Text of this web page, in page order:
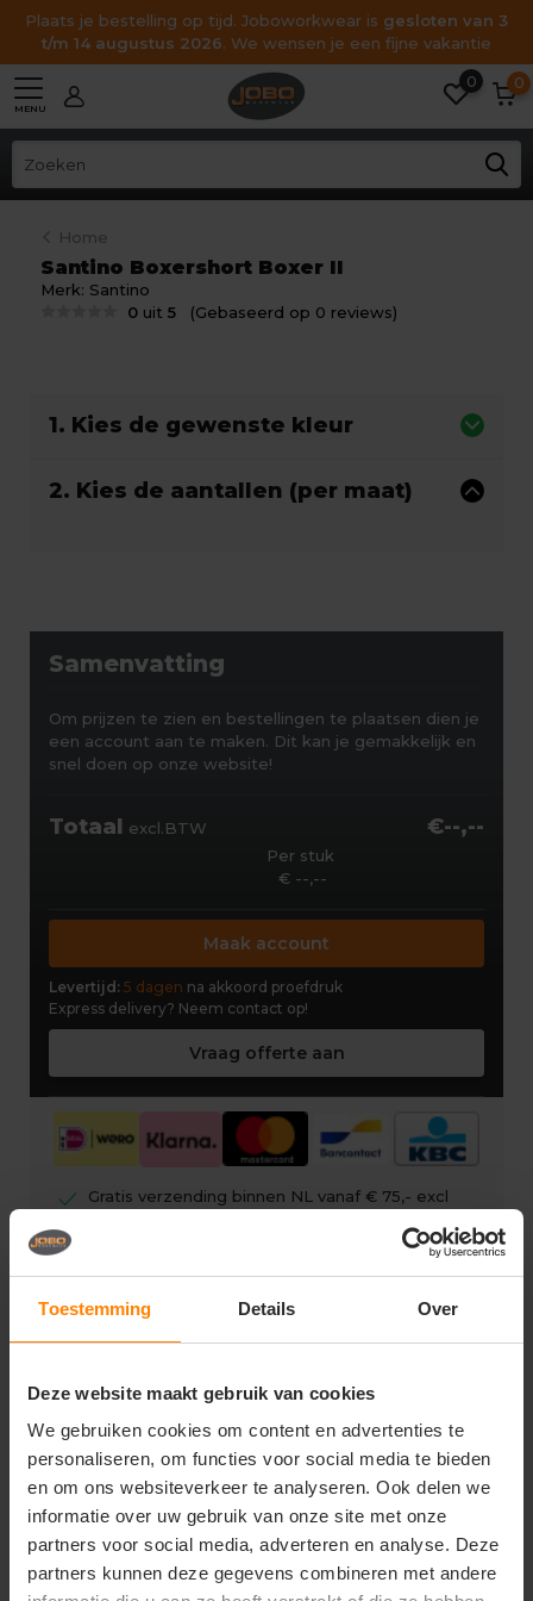
Toestemming Details Over
Deze website maakt gebruik van cookies
We gebruiken cookies om content en advertenties te
personaliseren, om functies voor social media te bieden
en om ons websiteverkeer te analyseren. Ook delen we
informatie over uw gebruik van onze site met onze
partners voor social media, adverteren en analyse. Deze
partners kunnen deze gegevens combineren met andere
Plaats je bestelling op tijd. Joboworkwear is gesloten van 3
t/m 14 augustus 2026. We wensen je een fijne vakantie
MENU
0 0
Home
Santino Boxershort Boxer II
Merk: Santino
0 uit5 (Gebaseerd op 0 reviews)
1. Kies de gewenste kleur
2. Kies de aantallen (per maat)
Samenvatting
Om prijzen te zien en bestellingen te plaatsen dien je
een account aan te maken. Dit kan je gemakkelijk en
snel doen op onze website!
Totaal excl.BTW €--,--
Per stuk
€ --,--
Maak account
Levertijd: 5 dagen na akkoord proefdruk
Express delivery? Neem contact op!
Vraag offerte aan
check
Gratis verzending binnen NL vanaf € 75,- excl
check
Vragen? Neem contact op
met onze klantenservice
call +31(0)418 511 972
mail info@joboworkwear.nl